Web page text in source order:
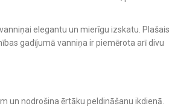
elegantu un mierīgu izskatu. Plašais
gadījumā vanniņa ir piemērota arī divu
un nodrošina ērtāku peldināšanu ikdienā.